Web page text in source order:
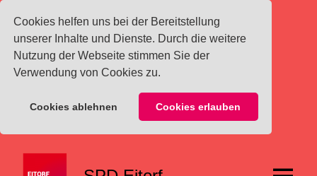
Cookies helfen uns bei der Bereitstellung
unserer Inhalte und Dienste. Durch die weitere
Nutzung der Webseite stimmen Sie der
Verwendung von Cookies zu.
Cookies ablehnen Cookies erlauben